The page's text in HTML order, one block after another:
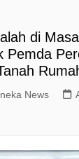
di
Pemda
News